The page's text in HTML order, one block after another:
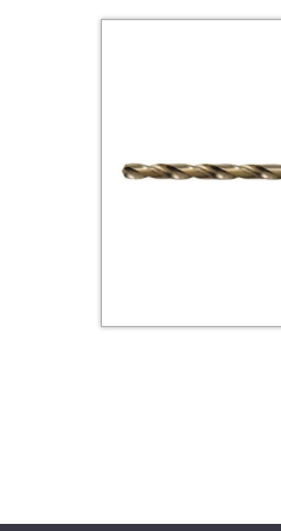
Дюймовый крепёж
Инструмент